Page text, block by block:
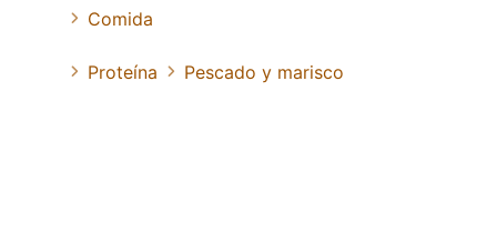
Comida
Proteína Pescado y marisco